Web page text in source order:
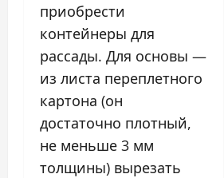
приобрести
контейнеры для
рассады. Для основы —
из листа переплетного
картона (он
достаточно плотный,
не меньше 3 мм
толщины) вырезать